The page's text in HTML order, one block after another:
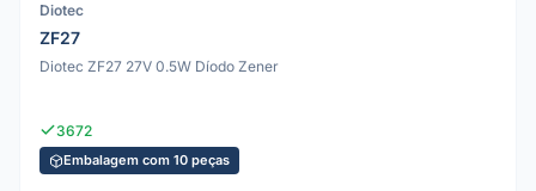
Diotec
ZF27
Diotec ZF27 27V 0.5W Díodo Zener
3672
Embalagem com 10 peças